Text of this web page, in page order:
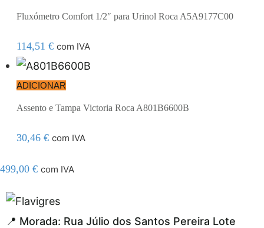
Fluxómetro Comfort 1/2″ para Urinol Roca A5A9177C00
114,51 € com IVA
ADICIONAR
Assento e Tampa Victoria Roca A801B6600B
30,46 € com IVA
499,00 € com IVA
adresi
📍 Morada: Rua Júlio dos Santos Pereira Lote